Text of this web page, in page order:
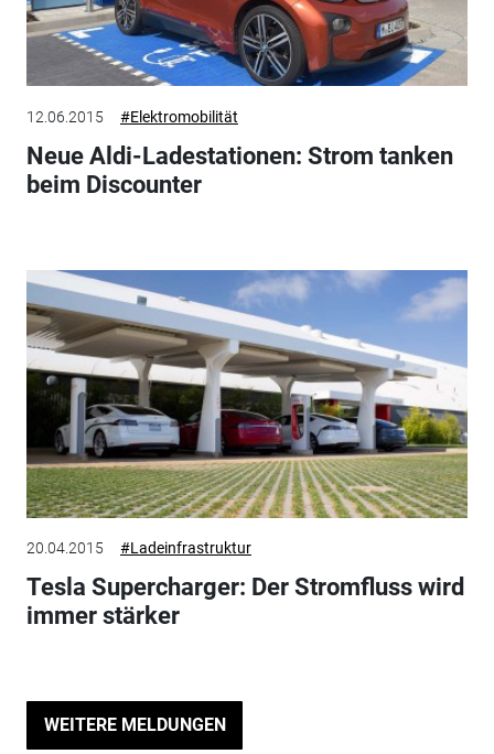
12.06.2015 #Elektromobilität
Neue Aldi-Ladestationen: Strom tanken
beim Discounter
20.04.2015 #Ladeinfrastruktur
Tesla Supercharger: Der Stromfluss wird
immer stärker
WEITERE MELDUNGEN